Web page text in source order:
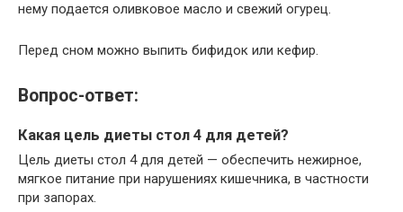
нему подается оливковое масло и свежий огурец.
Перед сном можно выпить бифидок или кефир.
Вопрос-ответ:
Какая цель диеты стол 4 для детей?
Цель диеты стол 4 для детей — обеспечить нежирное,
мягкое питание при нарушениях кишечника, в частности
при запорах.